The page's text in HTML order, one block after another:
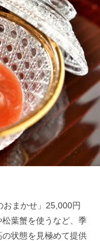
おまかせ」25,000円
葉蟹を使うなど、季
状態を見極めて提供